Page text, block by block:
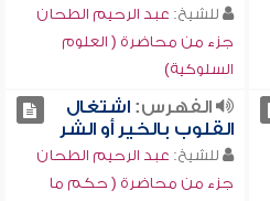
للشيخ: عبد الرحيم الطحان
جزء من محاضرة ( العلوم
السلوكية)
الفهرس:اشتغال
القلوب بالخير أو الشر
للشيخ: عبد الرحيم الطحان
جزء من محاضرة ( حكم ما